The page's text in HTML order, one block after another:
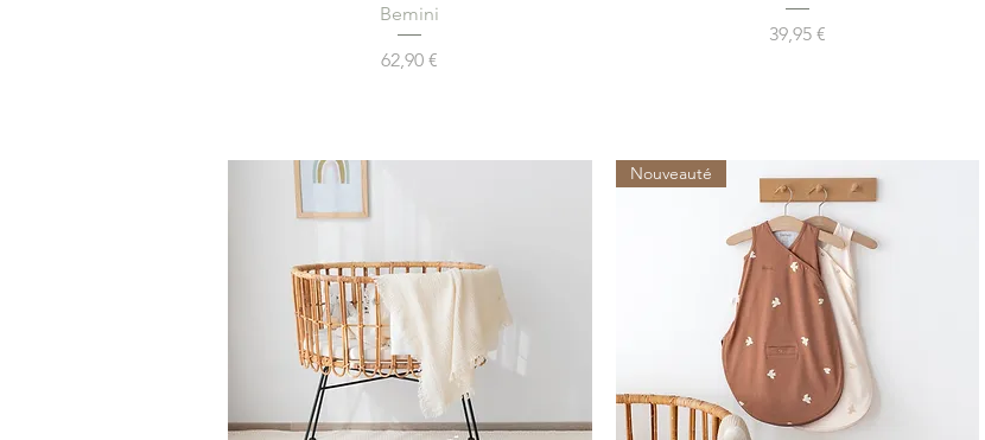
Bemini
Prix
62,90 €
Prix
39,95 €
Nouveauté